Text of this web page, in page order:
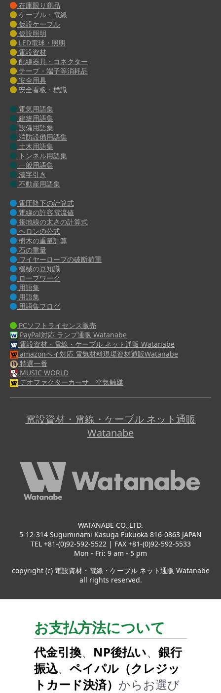
在庫限り商品
ケーブル・電線
仮設ケーブル
仮設照明
LED電球・照明
電設資材
配線器具・コネクター
テープ・端子等消耗品
安全用具
安全看板・標識
電気用語集
建築用語集
設備用語集
消防設備用語集
土木用語集
トンネル用語集
一般用語集
漢字引き
不動産用語集
電圧降下の計算式
電線の許容電流値
接地線の太さの計算式
ヘロンの公式
樹木の重量計算
石の重量
ワイヤーロープの破断荷重
機械の豆知識
ロープワーク
用語集
用語集
用語集ブログ
PCソフトライセンス販売
PayPal対応 ランプ通販 Watanabe
電設資材・電線・ケーブル ネット通販 Watanabe
amazonペイ対応 電気材料現場資材通販Watanabe
特選一番
MUSIC WORLD
デオファクターカーサ 空気触媒
電設資材・電線・ケーブル ネット通販
Watanabe
WATANABE CO.,LTD.
5-12-314 Suguminami Kasuga Fukuoka 816-0863 JAPAN
TEL +81-(0)92-592-5522 | FAX +81-(0)92-592-5533
Mon - Fri: 9 am - 5 pm
copyright (c) 電設資材・電線・ケーブル ネット通販 Watanabe
all rights reserved.
お支払方法について
代金引換、 NP後払い、 銀行
振込、 ペイパル（クレジッ
トカード決済） からお選び